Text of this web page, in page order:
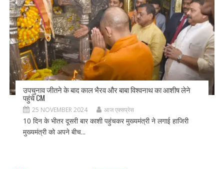
उपचुनाव जीतने के बाद काल भैरव और बाबा विश्वनाथ का आशीष लेने
पहुंचे CM
25 NOVEMBER 2024 आज एक्सप्रेस
10 दिन के भीतर दूसरी बार काशी पहुंचकर मुख्यमंत्री ने लगाई हाजिरी
मुख्यमंत्री को अपने बीच...